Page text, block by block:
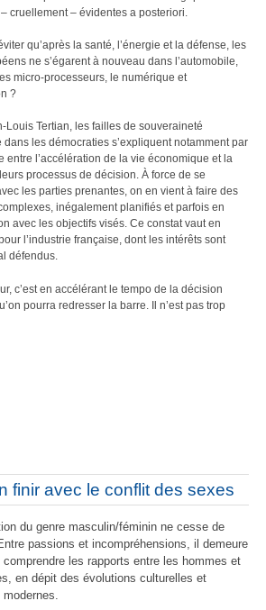
Les lacets d'une vie
Entreprise & Bien Commun
Histoire de Saint-Pierre-du-Bosguérard
2017 Le réveil citoyen
Pour en finir avec le conflit des sexes
Dessine-moi un désert
MOSAÏQUES (de corps et d’âmes) II
Les radeaux de feu
cruellement – évidentes a posteriori.
qu’après la santé, l’énergie et la défense, les
ne s’égarent à nouveau dans l’automobile,
micro-processeurs, le numérique et
?
Louis Tertian, les failles de souveraineté
dans les démocraties s’expliquent notamment par
entre l’accélération de la vie économique et la
processus de décision. À force de se
les parties prenantes, on en vient à faire des
inégalement planifiés et parfois en
avec les objectifs visés. Ce constat vaut en
l’industrie française, dont les intérêts sont
défendus.
c’est en accélérant le tempo de la décision
pourra redresser la barre. Il n’est pas trop
finir avec le conflit des sexes
du genre masculin/féminin ne cesse de
passions et incompréhensions, il demeure
les rapports entre les hommes et
en dépit des évolutions culturelles et